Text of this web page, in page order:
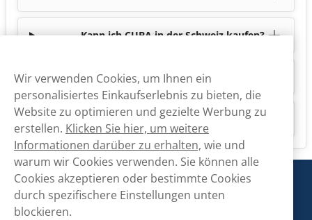
Kann ich CUBA in der Schweiz kaufen?
Wie schnell werden CUBA Produkte geliefert?
Gibt es nikotinfreie Produkte von CUBA?
Snusmarkt
Wir verwenden Cookies, um Ihnen ein
personalisiertes Einkaufserlebnis zu bieten, die
Website zu optimieren und gezielte Werbung zu
erstellen. Klicken Sie hier, um weitere
Informationen darüber zu erhalten, wie und
warum wir Cookies verwenden. Sie können alle
Cookies akzeptieren oder bestimmte Cookies
durch spezifischere Einstellungen unten
blockieren.